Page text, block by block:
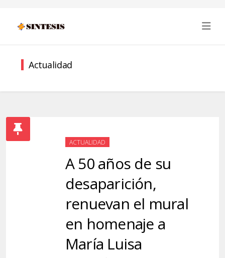
Actualidad
ACTUALIDAD
A 50 años de su
desaparición,
renuevan el mural
en homenaje a
María Luisa